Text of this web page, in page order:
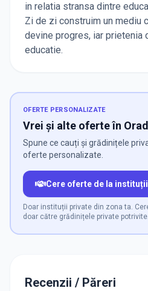
in relatia stransa dintre
Zi de zi construim un mediu
devine progres, iar prietenia
educatie.
OFERTE PERSONALIZATE
Vrei și alte oferte în
Spune ce cauți și grădinițele
oferte personalizate.
Cere oferte de la
Doar instituții private din zona ta.
doar către grădinițele private potrivite.
Recenzii / Păreri